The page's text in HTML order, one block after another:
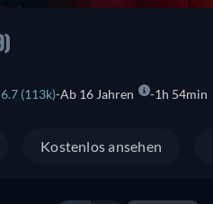
6.7 (113k) Ab 16 Jahren 1h 54min
Kostenlos ansehen